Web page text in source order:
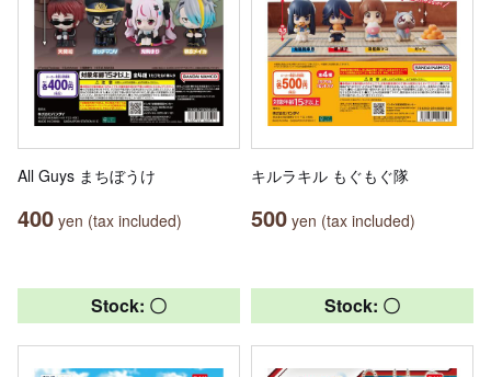
All Guys まちぼうけ
400 yen (tax included)
キルラキル もぐもぐ隊
500 yen (tax included)
Stock: 〇 Stock: 〇